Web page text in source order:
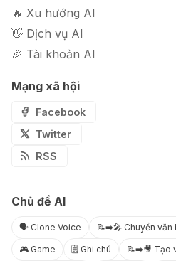
🔥 Xu hướng AI
👋 Dịch vụ AI
🎉 Tài khoản AI
Mạng xã hội
Facebook
Twitter
RSS
Chủ đề AI
🗣️ Clone Voice 📝➡️🎤 Chuyển văn
🎮 Game 🗒️ Ghi chú 📝➡️🎥 Tạo